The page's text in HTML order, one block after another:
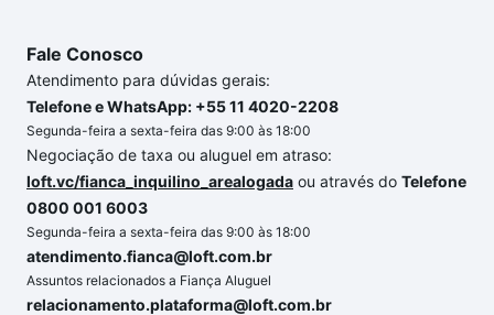
Fale Conosco
Atendimento para dúvidas gerais:
Telefone e WhatsApp: +55 11 4020-2208
Segunda-feira a sexta-feira das 9:00 às 18:00
Negociação de taxa ou aluguel em atraso:
loft.vc/fianca_inquilino_arealogada ou através do Telefone
0800 001 6003
Segunda-feira a sexta-feira das 9:00 às 18:00
atendimento.fianca@loft.com.br
Assuntos relacionados a Fiança Aluguel
relacionamento.plataforma@loft.com.br